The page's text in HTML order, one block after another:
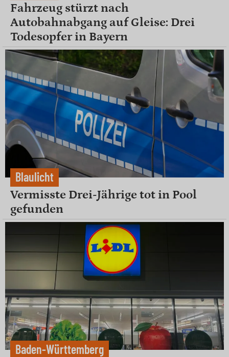
Fahrzeug stürzt nach
Autobahnabgang auf Gleise: Drei
Todesopfer in Bayern
Blaulicht
Vermisste Drei-Jährige tot in Pool
gefunden
Baden-Württemberg